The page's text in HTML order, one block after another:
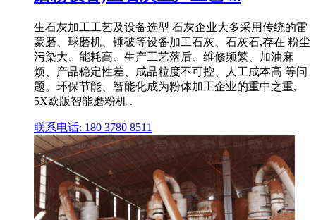
生石灰加工工艺及设备选型 石灰企业大多采用传统的雷
蒙磨、球磨机、锤破等设备加工石灰、石灰石,存在 粉尘
污染大、能耗高、生产工艺落后、维修频繁、加油麻
烦、产品稳定性差、成品粒度不可控、人工成本高 等问
题。环保节能、智能化成为粉体加工企业的重中之重,
5X欧版智能磨粉机 .
联系电话: 180 3780 8511